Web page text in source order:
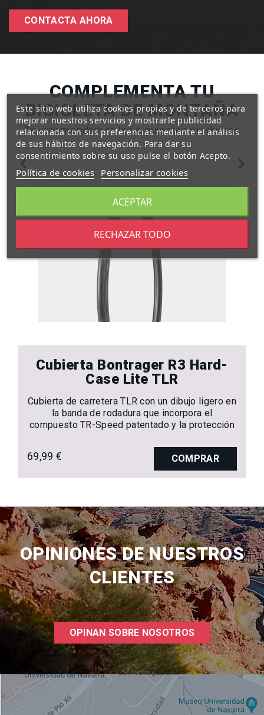
CONTACTA AHORA
COMPLEMENTA TU
BICICLETA DE MONTAÑA
Te recomendamos los siguientes productos
Cubierta Bontrager R3 Hard-
Case Lite TLR
Cubierta de carretera TLR con un dibujo ligero en
la banda de rodadura que incorpora el
compuesto TR-Speed patentado y la protección
generación que mejora el rendimiento.
69,99 € COMPRAR
OPINIONES DE NUESTROS
CLIENTES
OPINAN SOBRE NOSOTROS
Este sitio web utiliza cookies propias y de terceros para
mejorar nuestros servicios y mostrarle publicidad
relacionada con sus preferencias mediante el análisis
de sus hábitos de navegación. Para dar su
consentimiento sobre su uso pulse el botón Acepto.
Política de cookies Personalizar cookies
RECHAZAR TODO
ACEPTAR